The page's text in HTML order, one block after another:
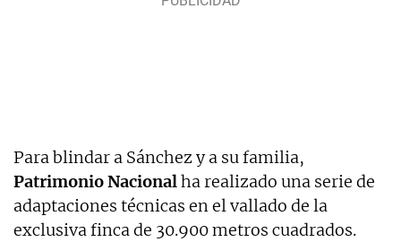
Para blindar a Sánchez y a su familia,
Patrimonio Nacionalha realizado una serie de
adaptaciones técnicas en el vallado de la
exclusiva finca de 30.900 metros cuadrados.